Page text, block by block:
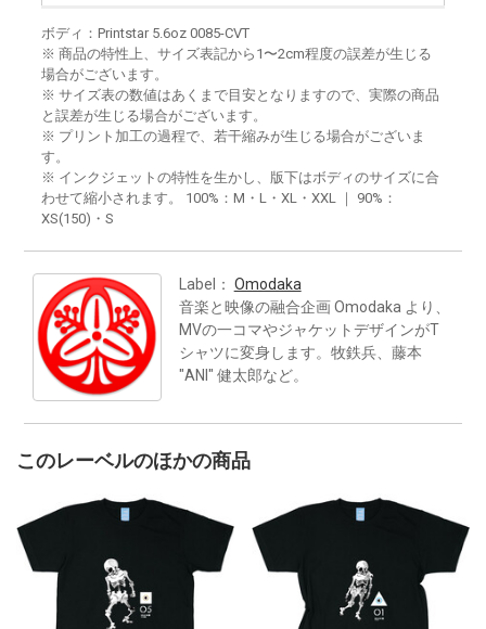
ボディ：Printstar 5.6oz 0085-CVT
※ 商品の特性上、サイズ表記から1〜2cm程度の誤差が生じる
場合がございます。
※ サイズ表の数値はあくまで目安となりますので、実際の商品
と誤差が生じる場合がございます。
※ プリント加工の過程で、若干縮みが生じる場合がございま
す。
※ インクジェットの特性を生かし、版下はボディのサイズに合
わせて縮小されます。 100%：M・L・XL・XXL ｜ 90%：
XS(150)・S
Label： Omodaka
音楽と映像の融合企画 Omodaka より、
MVの一コマやジャケットデザインがT
シャツに変身します。牧鉄兵、藤本
"ANI" 健太郎など。
このレーベルのほかの商品